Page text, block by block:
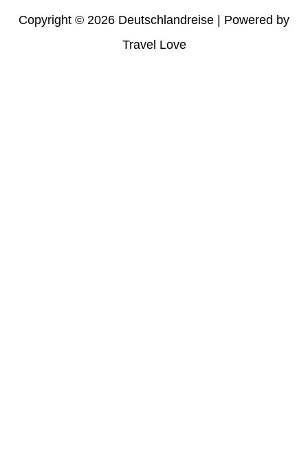
Copyright © 2026 Deutschlandreise | Powered by
Travel Love